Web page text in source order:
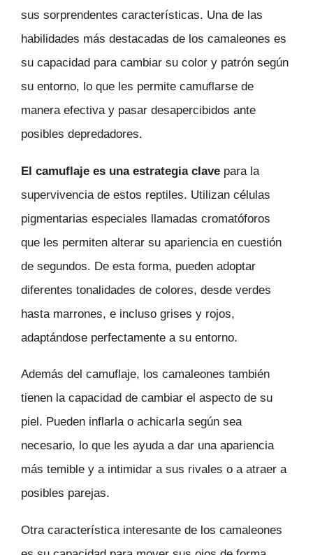
sus sorprendentes características. Una de las
habilidades más destacadas de los camaleones es
su capacidad para cambiar su color y patrón según
su entorno, lo que les permite camuflarse de
manera efectiva y pasar desapercibidos ante
posibles depredadores.
El camuflaje es una estrategia clave para la
supervivencia de estos reptiles. Utilizan células
pigmentarias especiales llamadas cromatóforos
que les permiten alterar su apariencia en cuestión
de segundos. De esta forma, pueden adoptar
diferentes tonalidades de colores, desde verdes
hasta marrones, e incluso grises y rojos,
adaptándose perfectamente a su entorno.
Además del camuflaje, los camaleones también
tienen la capacidad de cambiar el aspecto de su
piel. Pueden inflarla o achicarla según sea
necesario, lo que les ayuda a dar una apariencia
más temible y a intimidar a sus rivales o a atraer a
posibles parejas.
Otra característica interesante de los camaleones